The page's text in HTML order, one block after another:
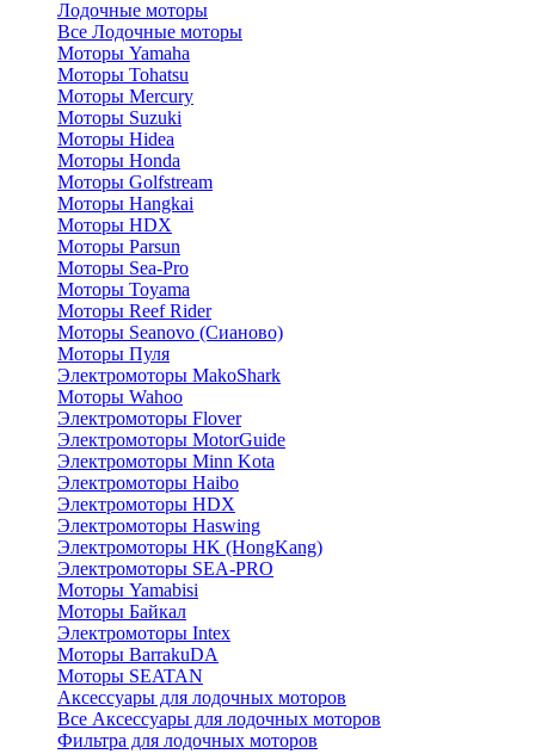
Лодочные моторы
Все Лодочные моторы
Моторы Yamaha
Моторы Tohatsu
Моторы Mercury
Моторы Suzuki
Моторы Hidea
Моторы Honda
Моторы Golfstream
Моторы Hangkai
Моторы HDX
Моторы Parsun
Моторы Sea-Pro
Моторы Toyama
Моторы Reef Rider
Моторы Seanovo (Сианово)
Моторы Пуля
Электромоторы MakoShark
Моторы Wahoo
Электромоторы Flover
Электромоторы MotorGuide
Электромоторы Minn Kota
Электромоторы Haibo
Электромоторы HDX
Электромоторы Haswing
Электромоторы HK (HongKang)
Электромоторы SEA-PRO
Моторы Yamabisi
Моторы Байкал
Электромоторы Intex
Моторы BarrakuDA
Моторы SEATAN
Аксессуары для лодочных моторов
Все Аксессуары для лодочных моторов
Фильтра для лодочных моторов